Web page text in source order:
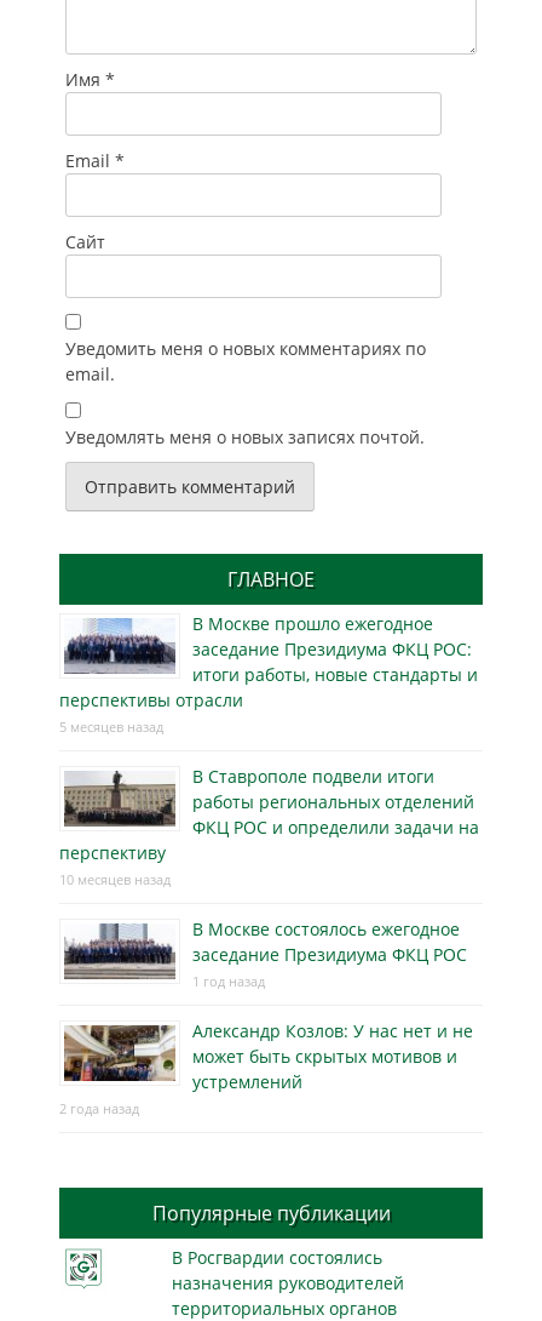
Имя *
Email *
Сайт
Уведомить меня о новых комментариях по
email.
Уведомлять меня о новых записях почтой.
ГЛАВНОЕ
В Москве прошло ежегодное
заседание Президиума ФКЦ РОС:
итоги работы, новые стандарты и
перспективы отрасли
5 месяцев назад
В Ставрополе подвели итоги
работы региональных отделений
ФКЦ РОС и определили задачи на
перспективу
10 месяцев назад
В Москве состоялось ежегодное
заседание Президиума ФКЦ РОС
1 год назад
Александр Козлов: У нас нет и не
может быть скрытых мотивов и
устремлений
2 года назад
Популярные публикации
В Росгвардии состоялись
назначения руководителей
территориальных органов